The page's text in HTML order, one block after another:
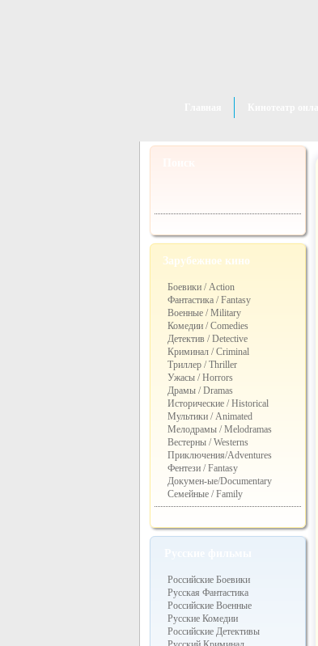
Зарубежное кино
Боевики / Action
Фантастика / Fantasy
Военные / Military
Комедии / Comedies
Детектив / Detective
Криминал / Criminal
Триллер / Thriller
Ужасы / Horrors
Драмы / Dramas
Исторические / Historical
Мультики / Animated
Мелодрамы / Melodramas
Вестерны / Westerns
Приключения/Adventures
Фентези / Fantasy
Докумен-ые/Documentary
Семейные / Family
Российские Боевики
Русская Фантастика
Российские Военные
Русские Комедии
Российские Детективы